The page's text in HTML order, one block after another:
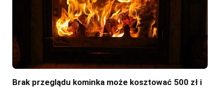
Brak przeglądu kominka może kosztować 500 zł i